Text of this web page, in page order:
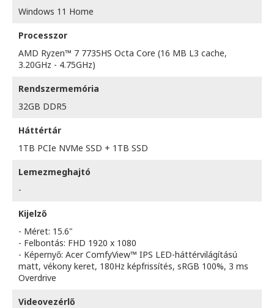
Windows 11 Home
Processzor
AMD Ryzen™ 7 7735HS Octa Core (16 MB L3 cache,
3.20GHz - 4.75GHz)
Rendszermemória
32GB DDR5
Háttértár
1TB PCIe NVMe SSD + 1TB SSD
Lemezmeghajtó
-
Kijelző
- Méret: 15.6"
- Felbontás: FHD 1920 x 1080
- Képernyő: Acer ComfyView™ IPS LED-háttérvilágítású
matt, vékony keret, 180Hz képfrissítés, sRGB 100%, 3 ms
Overdrive
Videovezérlő